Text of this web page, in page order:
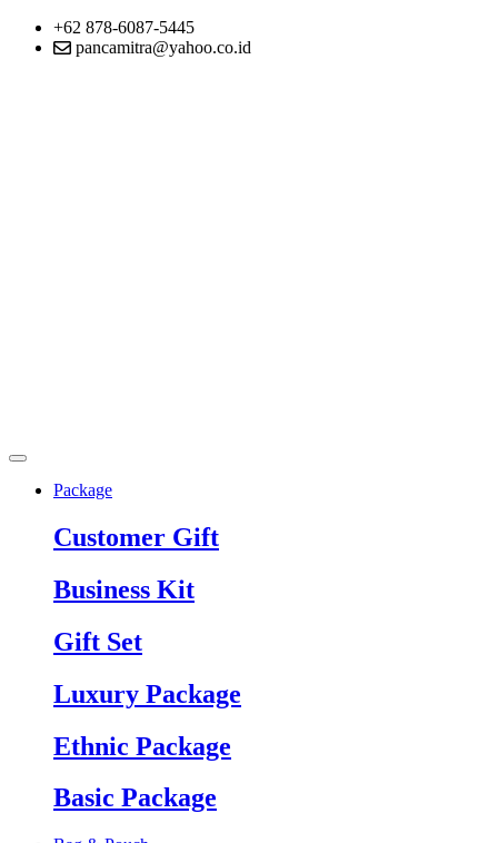
+62 878-6087-5445
pancamitra@yahoo.co.id
Package
Customer Gift
Business Kit
Gift Set
Luxury Package
Ethnic Package
Basic Package